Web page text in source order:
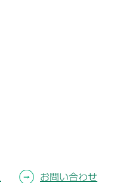
お問い合わせ